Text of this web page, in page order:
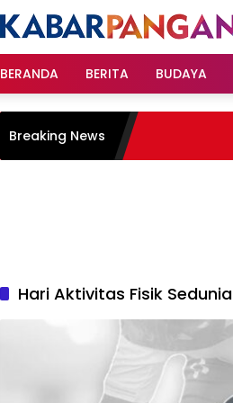
BERANDA BERITA BUDAYA
Breaking News
Hari Aktivitas Fisik Sedunia